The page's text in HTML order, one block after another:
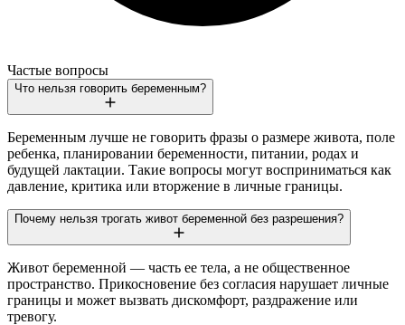
Частые вопросы
Что нельзя говорить беременным?
Беременным лучше не говорить фразы о размере живота, поле
ребенка, планировании беременности, питании, родах и
будущей лактации. Такие вопросы могут восприниматься как
давление, критика или вторжение в личные границы.
Почему нельзя трогать живот беременной без разрешения?
Живот беременной — часть ее тела, а не общественное
пространство. Прикосновение без согласия нарушает личные
границы и может вызвать дискомфорт, раздражение или
тревогу.